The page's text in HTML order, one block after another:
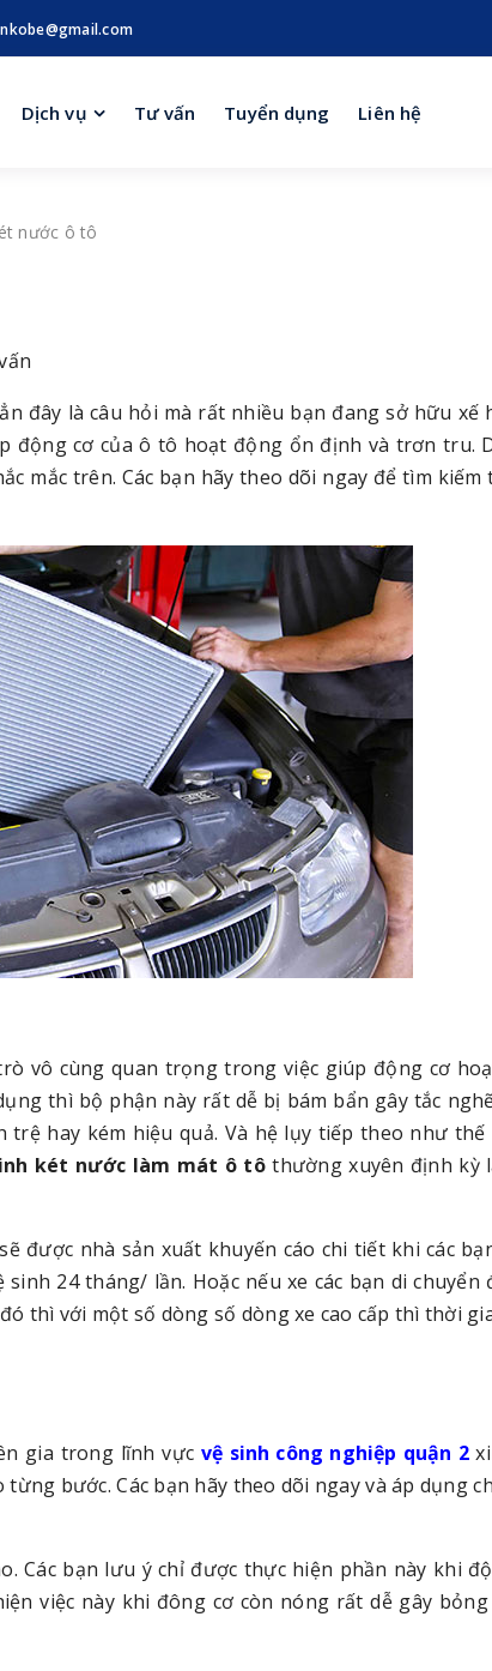
Dịch vụ Tư vấn Tuyển dụng Liên hệ
nước ô tô
đây là câu hỏi mà rất nhiều bạn đang sở hữu xế
động cơ của ô tô hoạt động ổn định và trơn tru.
mắc trên. Các bạn hãy theo dõi ngay để tìm
vô cùng quan trọng trong việc giúp động cơ
thì bộ phận này rất dễ bị bám bẩn gây tắc
hay kém hiệu quả. Và hệ lụy tiếp theo như thế
két nước làm mát ô tôthường xuyên định kỳ
được nhà sản xuất khuyến cáo chi tiết khi các
24 tháng/ lần. Hoặc nếu xe các bạn di chuyển
thì với một số dòng số dòng xe cao cấp thì thời
gia trong lĩnh vực vệ sinh công nghiệp quận 2
bước. Các bạn hãy theo dõi ngay và áp dụng
Các bạn lưu ý chỉ được thực hiện phần này khi
việc này khi đông cơ còn nóng rất dễ gây